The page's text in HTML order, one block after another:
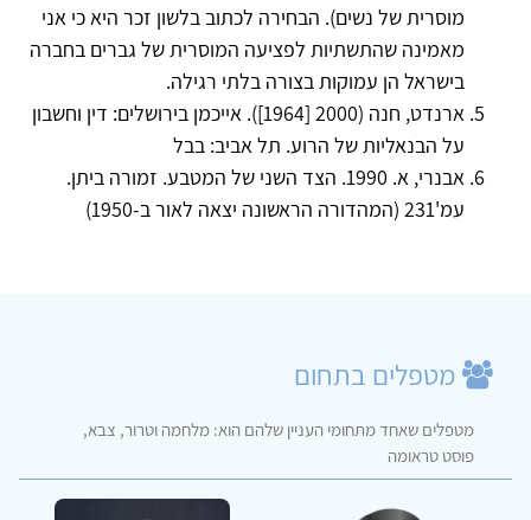
מוסרית של נשים). הבחירה לכתוב בלשון זכר היא כי אני
מאמינה שהתשתיות לפציעה המוסרית של גברים בחברה
בישראל הן עמוקות בצורה בלתי רגילה.
ארנדט, חנה (2000 [1964]). אייכמן בירושלים: דין וחשבון
על הבנאליות של הרוע. תל אביב: בבל
אבנרי, א. 1990. הצד השני של המטבע. זמורה ביתן.
עמ'231 (המהדורה הראשונה יצאה לאור ב-1950)
מטפלים בתחום
מטפלים שאחד מתחומי העניין שלהם הוא: מלחמה וטרור, צבא,
פוסט טראומה